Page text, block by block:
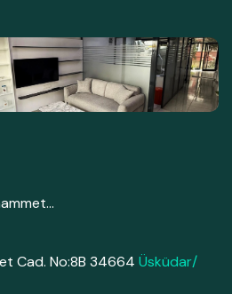
Cad. No:8B 34664 Üsküdar/